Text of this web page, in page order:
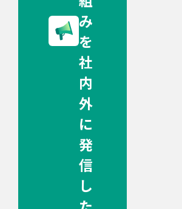
み
を
社
内
外
に
発
信
し